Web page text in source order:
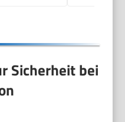
Sicherheit bei